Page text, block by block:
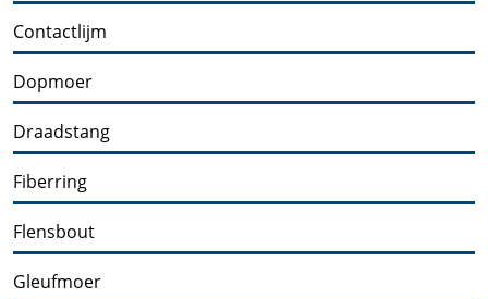
Contactlijm
Dopmoer
Draadstang
Fiberring
Flensbout
Gleufmoer